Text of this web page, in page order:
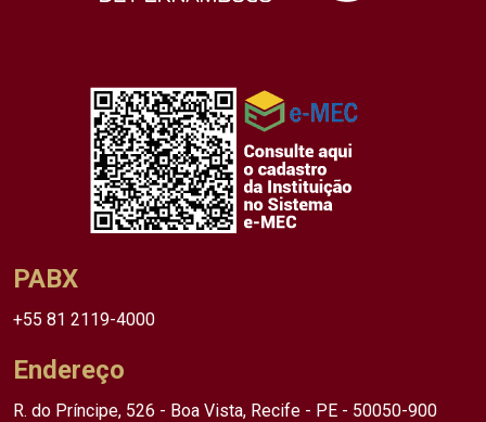
PABX
+55 81 2119-4000
Endereço
R. do Príncipe, 526 - Boa Vista, Recife - PE - 50050-900